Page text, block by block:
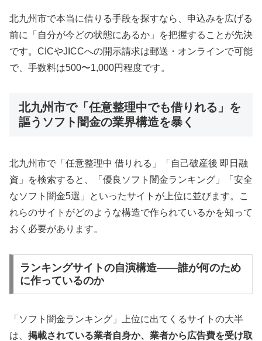
北九州市で本当に借りる手段を探すなら、申込みを広げる
前に「自分が今どの状態にあるか」を把握することが先決
です。CICやJICCへの開示請求は郵送・オンラインで可能
で、手数料は500〜1,000円程度です。
北九州市で「任意整理中でも借りれる」を
謳うソフト闇金の業界構造を暴く
北九州市で「任意整理中 借りれる」「自己破産後 即日融
資」を検索すると、「優良ソフト闇金ランキング」「安全
なソフト闇金5選」といったサイトが上位に並びます。こ
れらのサイトがどのような構造で作られているかを知って
おく必要があります。
ランキングサイトの自演構造——誰が何のため
に作っているのか
「ソフト闇金ランキング」上位に出てくるサイトの大半
は、 掲載されている業者自身か、業者から広告費を受け取